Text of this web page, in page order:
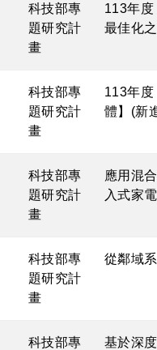
科技部專
題研究計
畫
113年
最佳化之
科技部專
題研究計
畫
113年
體】(新
科技部專
題研究計
畫
應用混
入式家
科技部專
題研究計
畫
從鄰域
科技部專
基於深